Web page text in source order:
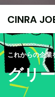
CINRA
これからの企業
グリ